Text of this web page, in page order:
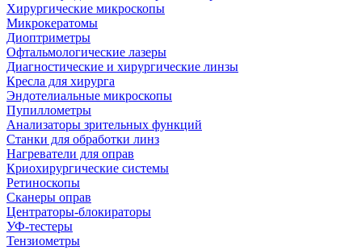
Хирургические микроскопы
Микрокератомы
Диоптриметры
Офтальмологические лазеры
Диагностические и хирургические линзы
Кресла для хирурга
Эндотелиальные микроскопы
Пупиллометры
Анализаторы зрительных функций
Станки для обработки линз
Нагреватели для оправ
Криохирургические системы
Ретиноскопы
Сканеры оправ
Центраторы-блокираторы
УФ-тестеры
Тензиометры